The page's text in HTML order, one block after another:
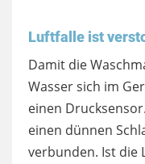
Luftfalle ist
Damit die
Wasser sich im
einen
einen dünnen
verbunden. Ist die